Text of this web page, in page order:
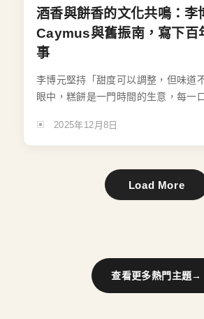
酒香與餅香的文化共鳴：李
Caymus與舊振南，寫下百
事
李博元堅持「甜度可以調整，但味道
眼中，糕餅是一門時間的生意，每一
2025年12月8日
Load More
查看更多熱門主題→